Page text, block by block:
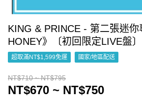
KING & PRINCE - 第二張迷你
HONEY》〔初回限定LIVE盤
超取滿NT$1,599免運 國家/地區配送
NT$710 ~ NT$795
NT$670 ~ NT$750